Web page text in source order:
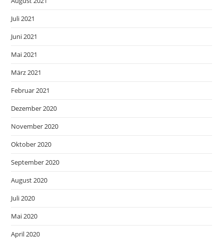
Juli 2021
Juni 2021
Mai 2021
März 2021
Februar 2021
Dezember 2020
November 2020
Oktober 2020
September 2020
August 2020
Juli 2020
Mai 2020
April 2020